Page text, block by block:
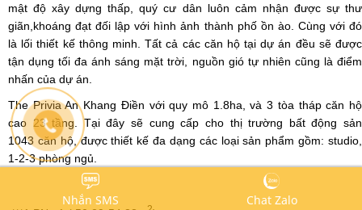
mật độ xây dựng thấp, quý cư dân luôn cảm nhận được sự thư
giãn,khoáng đạt đối lập với hình ảnh thành phố ồn ào. Cùng với đó
là lối thiết kế thông minh. Tất cả các căn hộ tại dự án đều sẽ được
tận dụng tối đa ánh sáng mặt trời, nguồn gió tự nhiên cũng là điểm
nhấn của dự án.
The Privia An Khang Điền với quy mô 1.8ha, và 3 tòa tháp căn hộ
cao 23 tầng. Tại đây sẽ cung cấp cho thị trường bất động sản
1043 căn hộ, được thiết kế đa dạng các loại sản phẩm gồm: studio,
1-2-3 phòng ngủ.
Nhắn SMS Chat Zalo